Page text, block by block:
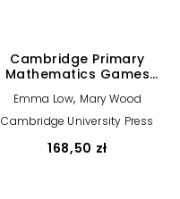
Cambridge Primary
Mathematics Games
Emma Low, Mary Wood
Cambridge University Press
168,50 zł